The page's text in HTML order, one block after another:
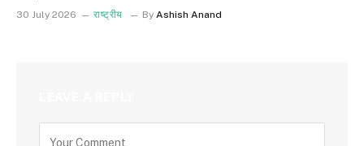
30 July 2026 राष्ट्रीय By Ashish Anand